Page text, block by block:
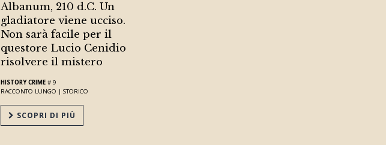
Albanum, 210 d.C. Un
gladiatore viene ucciso.
Non sarà facile per il
questore Lucio Cenidio
risolvere il mistero
HISTORY CRIME # 9
RACCONTO LUNGO | STORICO
SCOPRI DI PIÙ